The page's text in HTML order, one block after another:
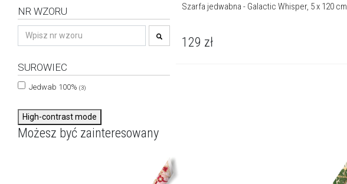
NR WZORU
SUROWIEC
Jedwab 100% (3)
Szarfa jedwabna - Galactic Whisper, 5 x 120 cm
129 zł
High-contrast mode
Możesz być zainteresowany